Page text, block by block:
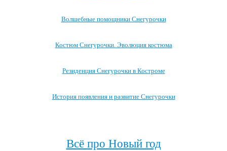
Волшебные помощники Снегурочки
Костюм Снегурочки. Эволюция костюма
Резиденция Снегурочки в Костроме
История появления и развитие Снегурочки
Всё про Новый год